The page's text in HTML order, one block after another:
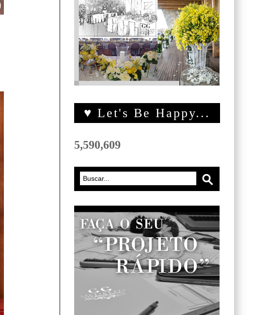
♥ Let's Be Happy...
5,590,609